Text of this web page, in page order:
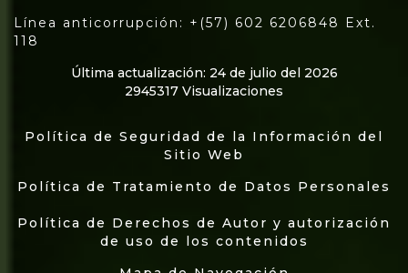
Línea anticorrupción: +(57) 602 6206848 Ext.
118
Última actualización: 24 de julio del 2026
2945317 Visualizaciones
Política de Seguridad de la Información del
Sitio Web
Política de Tratamiento de Datos Personales
Política de Derechos de Autor y autorización
de uso de los contenidos